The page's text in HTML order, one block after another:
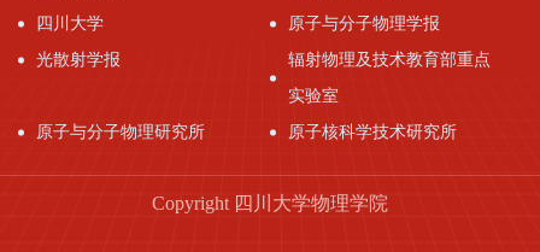
四川大学
原子与分子物理学报
光散射学报
辐射物理及技术教育部重点
实验室
原子与分子物理研究所
原子核科学技术研究所
Copyright 四川大学物理学院